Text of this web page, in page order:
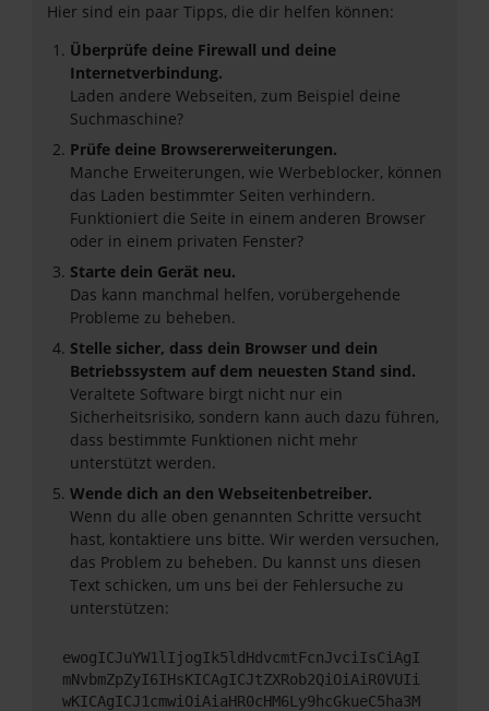
Hier sind ein paar Tipps, die dir helfen können:
Überprüfe deine Firewall und deine
Internetverbindung.
Laden andere Webseiten, zum Beispiel deine
Suchmaschine?
Prüfe deine Browsererweiterungen.
Manche Erweiterungen, wie Werbeblocker, können
das Laden bestimmter Seiten verhindern.
Funktioniert die Seite in einem anderen Browser
oder in einem privaten Fenster?
Starte dein Gerät neu.
Das kann manchmal helfen, vorübergehende
Probleme zu beheben.
Stelle sicher, dass dein Browser und dein
Betriebssystem auf dem neuesten Stand sind.
Veraltete Software birgt nicht nur ein
Sicherheitsrisiko, sondern kann auch dazu führen,
dass bestimmte Funktionen nicht mehr
unterstützt werden.
Wende dich an den Webseitenbetreiber.
Wenn du alle oben genannten Schritte versucht
hast, kontaktiere uns bitte. Wir werden versuchen,
das Problem zu beheben. Du kannst uns diesen
Text schicken, um uns bei der Fehlersuche zu
unterstützen:
ewogICJuYW1lIjogIk5ldHdvcmtFcnJvciIsCiAgI
mNvbmZpZyI6IHsKICAgICJtZXRob2QiOiAiR0VUIi
wKICAgICJ1cmwiOiAiaHR0cHM6Ly9hcGkueC5ha3M